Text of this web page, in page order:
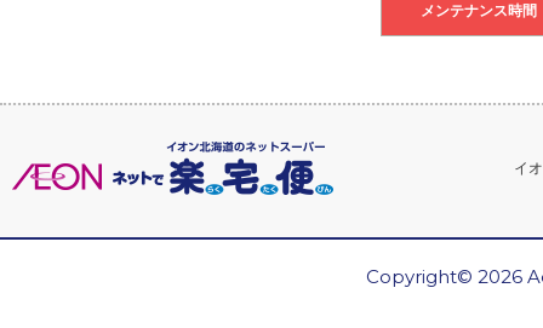
メンテナンス時間
イ
Copyright© 2026